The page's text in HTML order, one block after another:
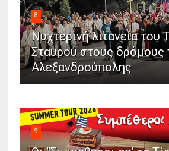
8
Νυχτερινή λιτανεία του
Σταυρού στους δρόμους
Αλεξανδρούπολης
9